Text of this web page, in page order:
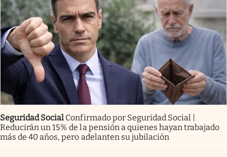
Seguridad Social Confirmado por Seguridad Social |
Reducirán un 15% de la pensión a quienes hayan trabajado
más de 40 años, pero adelanten su jubilación